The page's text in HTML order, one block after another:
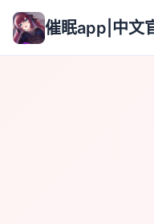
催眠app|中文